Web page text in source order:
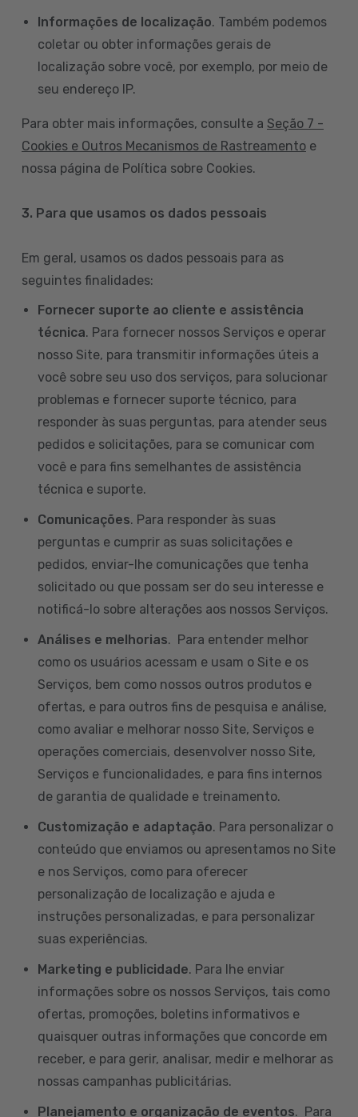
Informações de localização. Também podemos
coletar ou obter informações gerais de
localização sobre você, por exemplo, por meio de
seu endereço IP.
Para obter mais informações, consulte a Seção 7 -
Cookies e Outros Mecanismos de Rastreamento e
nossa página de Política sobre Cookies.
3. Para que usamos os dados pessoais
Em geral, usamos os dados pessoais para as
seguintes finalidades:
Fornecer suporte ao cliente e assistência
técnica. Para fornecer nossos Serviços e operar
nosso Site, para transmitir informações úteis a
você sobre seu uso dos serviços, para solucionar
problemas e fornecer suporte técnico, para
responder às suas perguntas, para atender seus
pedidos e solicitações, para se comunicar com
você e para fins semelhantes de assistência
técnica e suporte.
Comunicações. Para responder às suas
perguntas e cumprir as suas solicitações e
pedidos, enviar-lhe comunicações que tenha
solicitado ou que possam ser do seu interesse e
notificá-lo sobre alterações aos nossos Serviços.
Análises e melhorias. Para entender melhor
como os usuários acessam e usam o Site e os
Serviços, bem como nossos outros produtos e
ofertas, e para outros fins de pesquisa e análise,
como avaliar e melhorar nosso Site, Serviços e
operações comerciais, desenvolver nosso Site,
Serviços e funcionalidades, e para fins internos
de garantia de qualidade e treinamento.
Customização e adaptação. Para personalizar o
conteúdo que enviamos ou apresentamos no Site
e nos Serviços, como para oferecer
personalização de localização e ajuda e
instruções personalizadas, e para personalizar
suas experiências.
Marketing e publicidade. Para lhe enviar
informações sobre os nossos Serviços, tais como
ofertas, promoções, boletins informativos e
quaisquer outras informações que concorde em
receber, e para gerir, analisar, medir e melhorar as
nossas campanhas publicitárias.
Planejamento e organização de eventos. Para